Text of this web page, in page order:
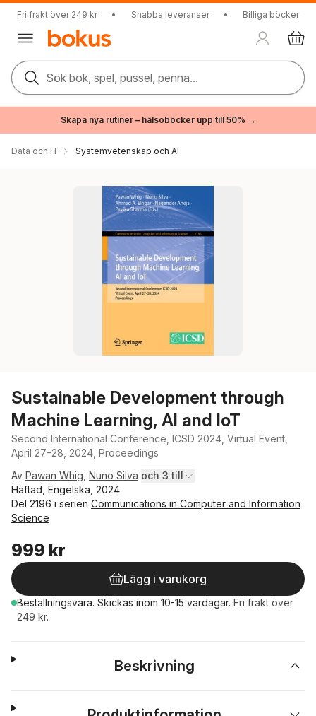
Fri frakt över 249 kr • Snabba leveranser • Billiga böcker
Sök bok, spel, pussel, penna...
Skapa nya rutiner – hälsoböcker upp till 50% →
Data och IT Systemvetenskap och AI
Sustainable Development through
Machine Learning, AI and IoT
Second International Conference, ICSD 2024, Virtual Event,
April 27–28, 2024, Proceedings
Av Pawan Whig Nuno Silva och 3 till
Häftad, Engelska, 2024
Del 2196 i serien Communications in Computer and Information
Science
999 kr
Lägg i varukorg
Beställningsvara. Skickas inom 10-15 vardagar. Fri frakt över
249 kr.
Beskrivning